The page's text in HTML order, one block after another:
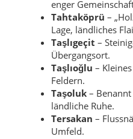
enger
Tahtaköprü –
Lage, ländliches
Taşlıgeçit –
Übergangsort.
Taşlıoğlu –
Feldern.
Taşoluk –
ländliche Ruhe.
Tersakan –
Umfeld.